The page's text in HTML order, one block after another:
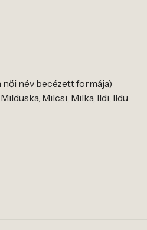
női név becézett formája)
Milcsi, Milka, Ildi, Ildu